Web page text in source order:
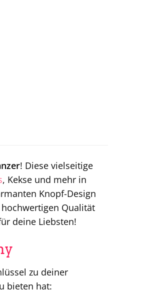
! Diese vielseitige
, Kekse und mehr in
Knopf-Design
Qualität
deine Liebsten!
zu deiner
bieten hat: